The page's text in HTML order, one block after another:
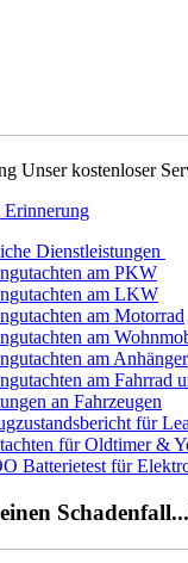
Unser kostenloser
Dienstleistungen
am PKW
am LKW
am Motorrad
am
am Anhänger
am Fahrrad
an Fahrzeugen
für
für Oldtimer &
Batterietest für